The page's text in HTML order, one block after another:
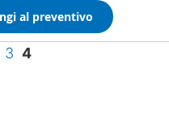
al preventivo
Pagina
3 Attualmente stai
4